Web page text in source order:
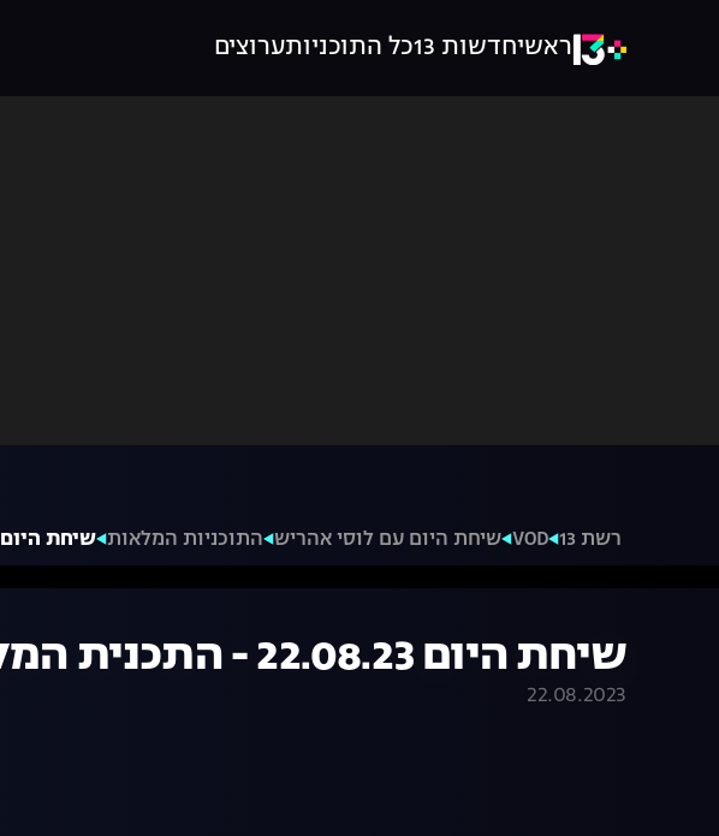
ראשיחדשות 13 כל התוכניותערוצים
רשת 13 VOD שיחת היום עם לוסי אהריש התוכניות המלאות שיחת היום 22.08.23 - התכנית המלאה
שיחת היום 22.08.23 - התכנית המלאה
22.08.2023